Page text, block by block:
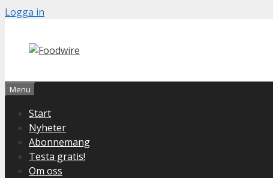
Skip
content
Logga in
Menu
Start
Nyheter
Abonnemang
Testa gratis!
Om oss